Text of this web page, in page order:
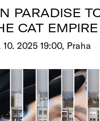
PARADISE
CAT EMPIRE
10. 2025 19:00, Praha